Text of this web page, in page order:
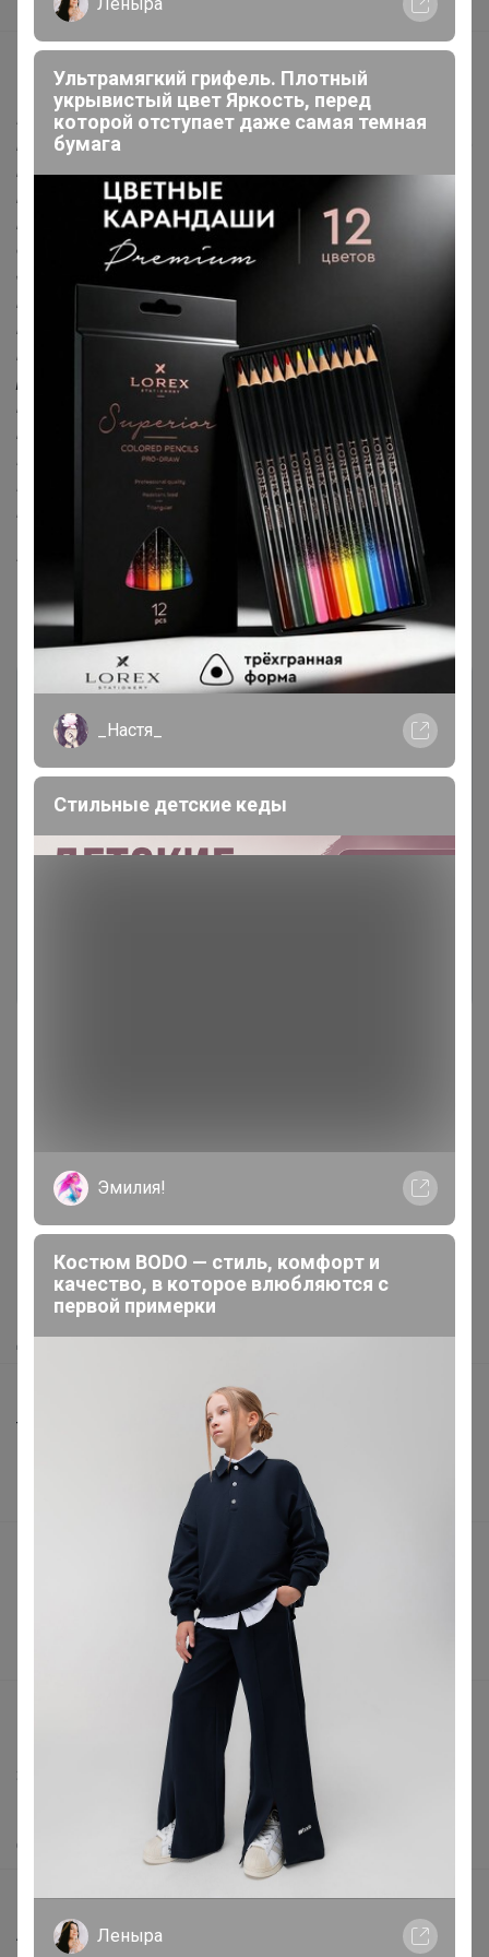
Описание
Постельное бельё 1,5 спальное из бязи — это идеальный
выбор для тех, кто ценит комфорт и качество. Бязь — это
прочная и долговечная ткань, которая обеспечивает
приятные ощущения во время сна. Она хорошо
пропускает воздух и впитывает влагу, что создаёт
оптимальные условия для здорового сна. Постельное
бельё изготовлено из высококачественной бязи,
которая отличается плотностью и устойчивостью к
износу. Оно легко стирается и не теряет своей формы и
цвета даже после многочисленных стирок. Благодаря
разнообразию дизайнов и расцветок, вы сможете
подобрать комплект, который идеально подойдёт к
интерьеру вашей спальни.
Пододеяльник: 145 x 210 (+(-) 2 см) - 1 шт
Простыня: 150 x 215 (+(-) 3 см) - 1 шт
Наволочка: 70 x 70 (+(-) 1 см) - 1 шт.
571102/6В
Комментарии
Чтобы написать комментарий необходимо
Реклама
Как здесь все устроено?
Как сделать заказ?
Как получить?
Доставка
Торговые марки
Подарочные сертификаты
Написать в поддержку
Защита покупателя
О нас
Все предложения
Анонсы
Леныра
Ультрамягкий грифель. Плотный
укрывистый цвет Яркость, перед
которой отступает даже самая темная
бумага
_Настя_
Стильные детские кеды
Эмилия!
Костюм BODO — стиль, комфорт и
качество, в которое влюбляются с
первой примерки
Леныра